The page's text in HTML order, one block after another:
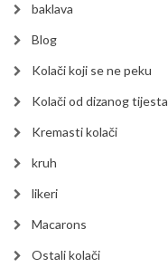
baklava
Blog
Kolači koji se ne peku
Kolači od dizanog tijesta
Kremasti kolači
kruh
likeri
Macarons
Ostali kolači